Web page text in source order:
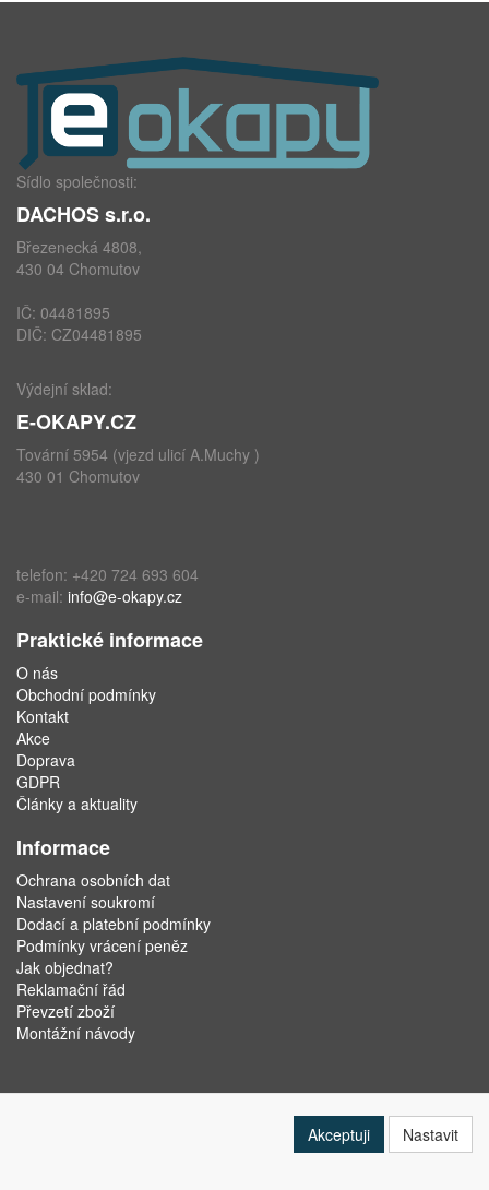
Sídlo společnosti:
DACHOS s.r.o.
Březenecká 4808,
430 04 Chomutov
IČ: 04481895
DIČ: CZ04481895
Výdejní sklad:
E-OKAPY.CZ
Tovární 5954 (vjezd ulicí A.Muchy )
430 01 Chomutov
telefon: +420 724 693 604
e-mail: info@e-okapy.cz
Praktické informace
O nás
Obchodní podmínky
Kontakt
Akce
Doprava
GDPR
Články a aktuality
Informace
Ochrana osobních dat
Nastavení soukromí
Dodací a platební podmínky
Podmínky vrácení peněz
Jak objednat?
Reklamační řád
Převzetí zboží
Montážní návody
Akceptuji Nastavit